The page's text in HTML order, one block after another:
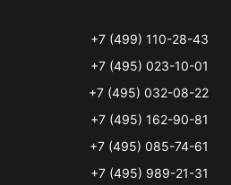
+7 (499) 110-28-43
+7 (495) 023-10-01
+7 (495) 032-08-22
+7 (495) 162-90-81
+7 (495) 085-74-61
+7 (495) 989-21-31